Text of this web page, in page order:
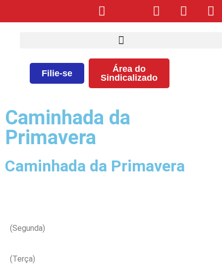
Filie-se
Área do
Sindicalizado
Caminhada da
Primavera
Caminhada da Primavera
(Segunda)
(Terça)